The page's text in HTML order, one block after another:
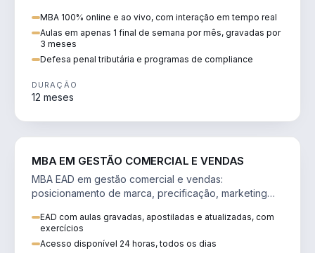
MBA 100% online e ao vivo, com interação em tempo real
Aulas em apenas 1 final de semana por mês, gravadas por
3 meses
Defesa penal tributária e programas de compliance
DURAÇÃO
12 meses
MBA EM GESTÃO COMERCIAL E VENDAS
MBA EAD em gestão comercial e vendas:
posicionamento de marca, precificação, marketing
EAD com aulas gravadas, apostiladas e atualizadas, com
exercícios
Acesso disponível 24 horas, todos os dias